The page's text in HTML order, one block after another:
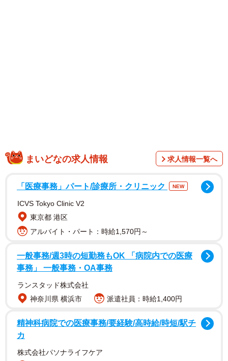
まいどなの求人情報 求人情報一覧へ
「医療事務」パート/診療所・クリニック NEW
ICVS Tokyo Clinic V2
東京都 港区
アルバイト・パート：時給1,570円～
一般事務/週3時の短勤務もOK 「病院内での医療
事務」 一般事務・OA事務
ランスタッド株式会社
神奈川県 横浜市
派遣社員：時給1,400円
精神科病院での医療事務/要経験/高時給/時短/駅チ
カ
株式会社パソナライフケア